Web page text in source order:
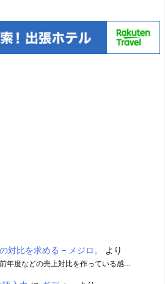
対比を求める – メジロ。 より
年度などの売上対比を作っている感…